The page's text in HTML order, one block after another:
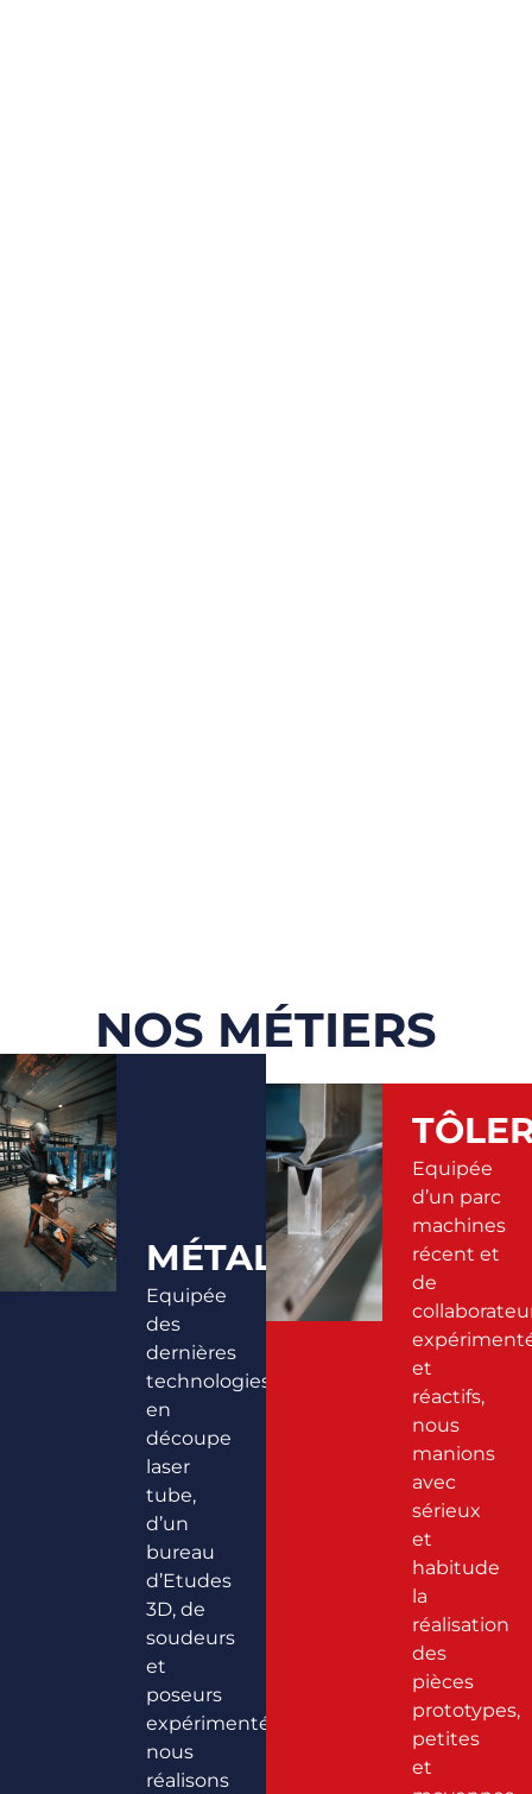
NOS MÉTIERS
MÉTALLERIE
Equipée
des
dernières
technologies
en
découpe
laser
tube,
d’un
bureau
d’Etudes
3D, de
soudeurs
et
poseurs
expérimentés,
nous
réalisons
Equipée
d’un parc
machines
récent et
de
et
réactifs,
nous
manions
avec
sérieux
et
habitude
la
réalisation
des
pièces
prototypes,
petites
et